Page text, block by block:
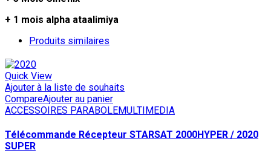
+ 1 mois alpha ataalimiya
Produits similaires
Quick View
Ajouter à la liste de souhaits
CompareAjouter au panier
ACCESSOIRES PARABOLEMULTIMEDIA
Télécommande Récepteur STARSAT 2000HYPER / 2020
SUPER